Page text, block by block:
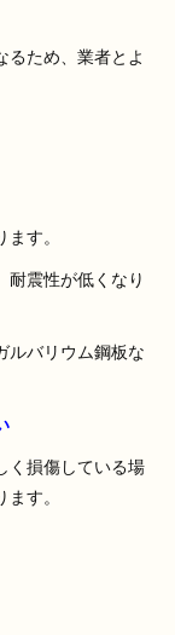
るため、業者とよ
す。
耐震性が低くなり
ルバリウム鋼板な
く損傷している場
す。